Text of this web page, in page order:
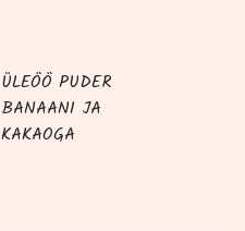
ÜLEÖÖ PUDER
BANAANI JA
KAKAOGA